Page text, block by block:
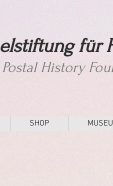
für
History
SHOP